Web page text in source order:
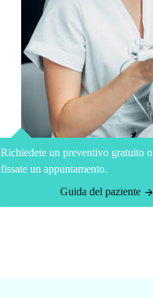
Richiedete un preventivo gratuito o
fissate un appuntamento.
Guida del paziente